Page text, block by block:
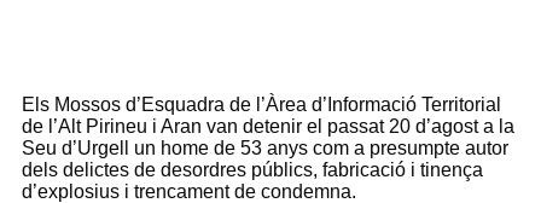
Els Mossos d’Esquadra de l’Àrea d’Informació Territorial
de l’Alt Pirineu i Aran van detenir el passat 20 d’agost a la
Seu d’Urgell un home de 53 anys com a presumpte autor
dels delictes de desordres públics, fabricació i tinença
d’explosius i trencament de condemna.